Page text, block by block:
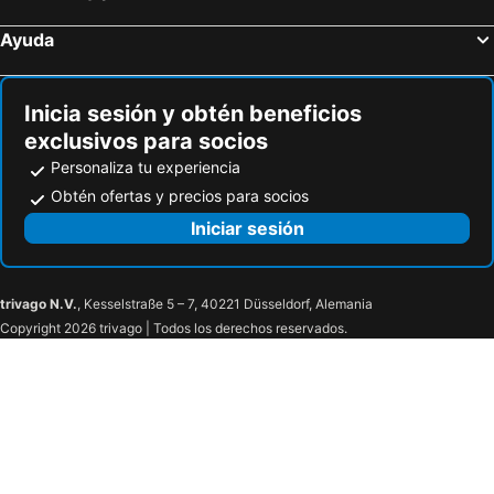
Hoteles en Huddleston
Hoteles en Leesburg
Hoteles en Springfield
Ayuda
Inicia sesión y obtén beneficios
exclusivos para socios
Personaliza tu experiencia
Obtén ofertas y precios para socios
Iniciar sesión
trivago N.V., Kesselstraße 5 – 7, 40221 Düsseldorf, Alemania
Copyright 2026 trivago | Todos los derechos reservados.